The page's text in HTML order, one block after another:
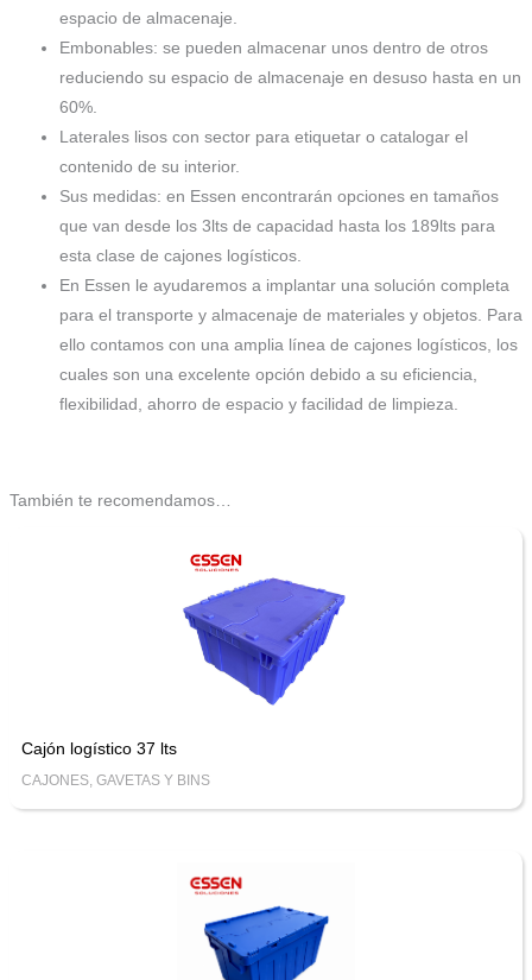
espacio de almacenaje.
Embonables: se pueden almacenar unos dentro de otros
reduciendo su espacio de almacenaje en desuso hasta en un
60%.
Laterales lisos con sector para etiquetar o catalogar el
contenido de su interior.
Sus medidas: en Essen encontrarán opciones en tamaños
que van desde los 3lts de capacidad hasta los 189lts para
esta clase de cajones logísticos.
En Essen le ayudaremos a implantar una solución completa
para el transporte y almacenaje de materiales y objetos. Para
ello contamos con una amplia línea de cajones logísticos, los
cuales son una excelente opción debido a su eficiencia,
flexibilidad, ahorro de espacio y facilidad de limpieza.
También te recomendamos…
Cajón logístico 37 lts
CAJONES, GAVETAS Y BINS